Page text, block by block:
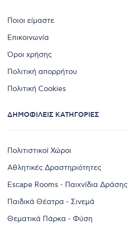
Ποιοι είμαστε
Επικοινωνία
Όροι χρήσης
Πολιτική απορρήτου
Πολιτική Cookies
ΔΗΜΟΦΙΛΕΊΣ ΚΑΤΗΓΟΡΊΕΣ
Πολιτιστικοί Χώροι
Αθλητικές Δραστηριότητες
Escape Rooms - Παιχνίδια Δράσης
Παιδικά Θέατρα - Σινεμά
Θεματικά Πάρκα - Φύση